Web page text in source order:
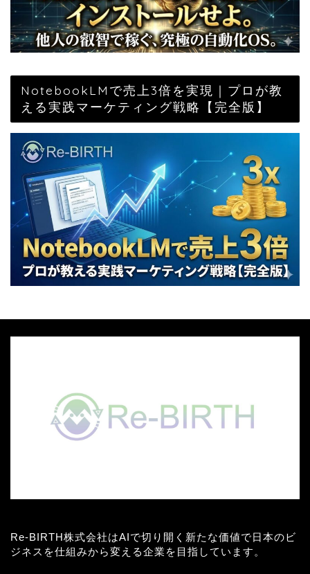
NotebookLMで売上3倍を実現｜プロが教
える実践マーケティング戦略【完全版】
Re-BIRTH株式会社はAIで切り開く新たな価値で日本のビ
ジネスを仕組みから変える企業を目指しています。